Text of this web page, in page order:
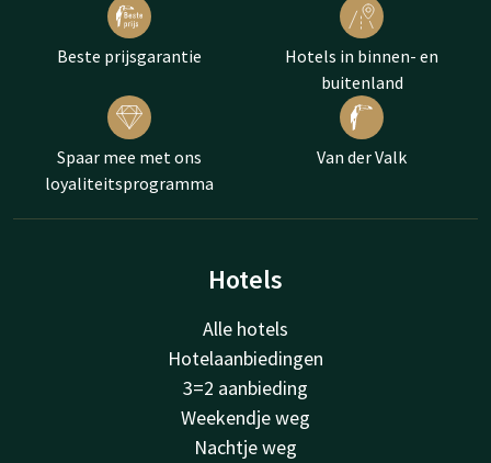
Beste prijsgarantie
Hotels in binnen- en
buitenland
Spaar mee met ons
loyaliteitsprogramma
Van der Valk
Hotels
Alle hotels
Hotelaanbiedingen
3=2 aanbieding
Weekendje weg
Nachtje weg